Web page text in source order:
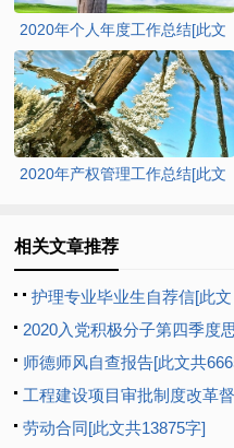
2020年个人年度工作总结[此文
共4959字]
2020年产权管理工作总结[此文
相关文章推荐
护理专业毕业生自荐信[此文
共2402字]
2020入党积极分子第四季度
想汇报多篇新版【多篇】[此文
共8193字]
师德师风自查报告[此文共
字]工程建设项目审批制度改革督
查工作汇报[此文共1044字]
劳动合同[此文共13875字]